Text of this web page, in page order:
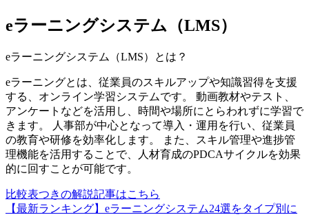
eラーニングシステム（LMS）
eラーニングシステム（LMS） とは？
eラーニングとは、従業員のスキルアップや知識習得を支援
する、オンライン学習システムです。 動画教材やテスト、
アンケートなどを活用し、時間や場所にとらわれずに学習で
きます。 人事部が中心となって導入・運用を行い、従業員
の教育や研修を効率化します。 また、スキル管理や進捗管
理機能を活用することで、人材育成のPDCAサイクルを効果
的に回すことが可能です。
比較表つきの解説記事はこちら
【最新ランキング】eラーニングシステム24選をタイプ別に